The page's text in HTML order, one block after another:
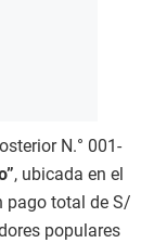
N.° 001-
, ubicada en el
pago total de S/
populares